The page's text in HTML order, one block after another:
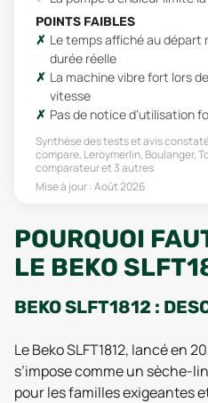
POINTS FAIBLES
Le temps affiché au départ
durée réelle
La machine vibre fort lors
vitesse
Pas de notice d'utilisation
Synthèse des tests et avis
compare, Leroymerlin, Boulanger,
comparateuret 3 autres
Mise à jour :Août 2026
POURQUOI
LE BEKO
BEKO SLFT1812 :
Le Beko SLFT1812, lancé en
s’impose comme un sèche-
pour les familles exigeantes